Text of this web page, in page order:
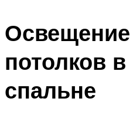
потолков
спальне